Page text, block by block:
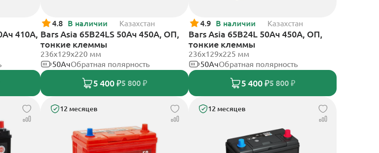
410А,
4.8 В наличии Казахстан
Bars Asia 65B24LS 50Ач 450А, ОП,
тонкие клеммы
236х129х220 мм
50АчОбратная полярность
5 400 ₽5 800 ₽
4.9 В наличии Казахстан
Bars Asia 65B24L 50Ач 450А, ОП,
тонкие клеммы
236х129х225 мм
50АчОбратная полярность
5 400 ₽5 800 ₽
12 месяцев 12 месяцев